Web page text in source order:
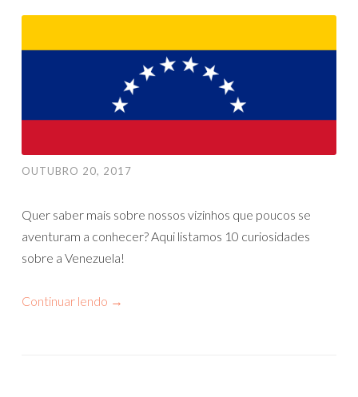
OUTUBRO 20, 2017
Quer saber mais sobre nossos vizinhos que poucos se
aventuram a conhecer? Aqui listamos 10 curiosidades
sobre a Venezuela!
Continuar lendo →